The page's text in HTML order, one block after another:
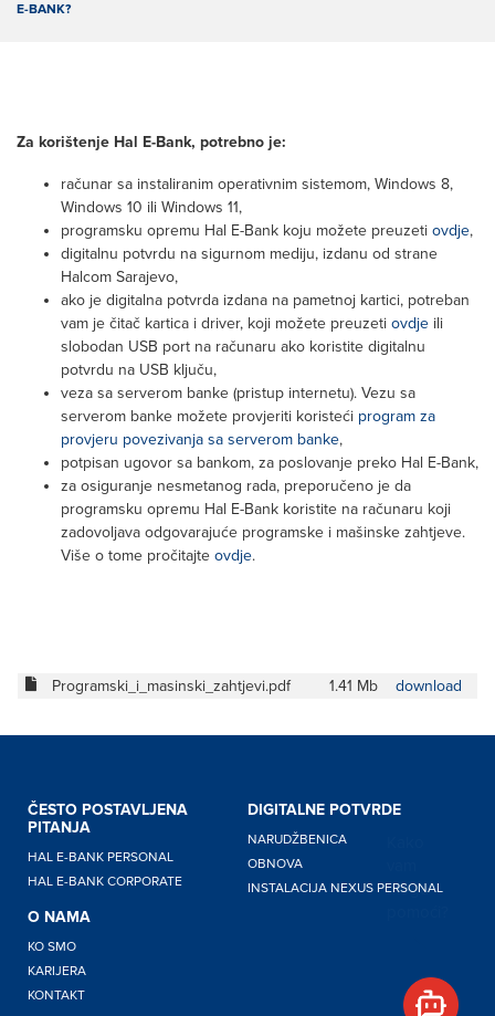
E-BANK?
Za korištenje Hal E-Bank, potrebno je:
računar sa instaliranim operativnim sistemom, Windows 8,
Windows 10 ili Windows 11,
programsku opremu Hal E-Bank koju možete preuzeti ovdje,
digitalnu potvrdu na sigurnom mediju, izdanu od strane
Halcom Sarajevo,
ako je digitalna potvrda izdana na pametnoj kartici, potreban
vam je čitač kartica i driver, koji možete preuzeti ovdje ili
slobodan USB port na računaru ako koristite digitalnu
potvrdu na USB ključu,
veza sa serverom banke (pristup internetu). Vezu sa
serverom banke možete provjeriti koristeći program za
provjeru povezivanja sa serverom banke,
potpisan ugovor sa bankom, za poslovanje preko Hal E-Bank,
za osiguranje nesmetanog rada, preporučeno je da
programsku opremu Hal E-Bank koristite na računaru koji
zadovoljava odgovarajuće programske i mašinske zahtjeve.
Više o tome pročitajte ovdje.
Programski_i_masinski_zahtjevi.pdf 1.41 Mb download
ČESTO POSTAVLJENA
PITANJA
HAL E-BANK PERSONAL
HAL E-BANK CORPORATE
DIGITALNE POTVRDE
NARUDŽBENICA
OBNOVA
INSTALACIJA NEXUS PERSONAL
O NAMA
KO SMO
KARIJERA
KONTAKT
mogu